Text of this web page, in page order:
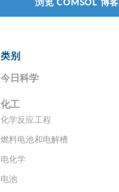
类别
今日科学
化工
化学反应工程
燃料电池和电解槽
电化学
电池